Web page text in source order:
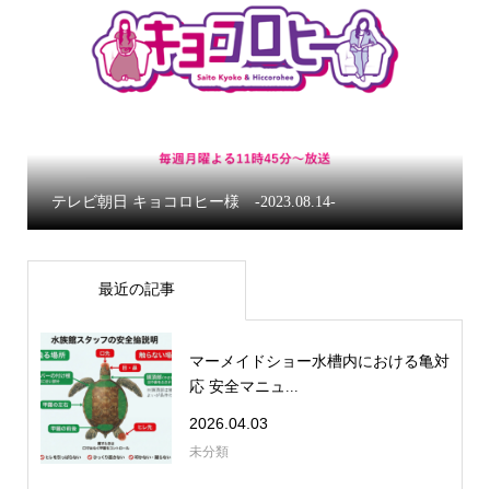
テレビ朝日 キョコロヒー様 -2023.08.14-
最近の記事
マーメイドショー水槽内における亀対
応 安全マニュ...
2026.04.03
未分類